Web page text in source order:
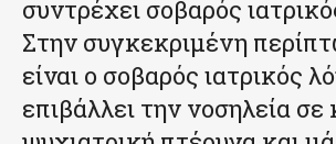
συντρέχει σοβαρός
Στην συγκεκριμένη
είναι ο σοβαρός ιατρικός
επιβάλλει την νοσηλεία σε